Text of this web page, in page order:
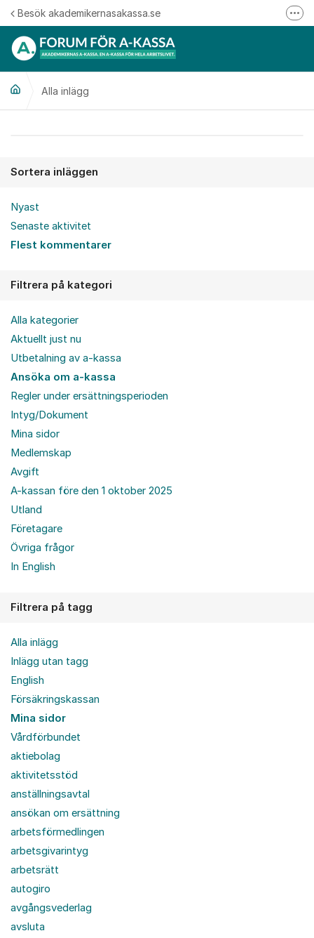
Hoppa till innehåll
Besök akademikernasakassa.se
Alla inlägg
Sortera inläggen
Nyast
Senaste aktivitet
Flest kommentarer
Filtrera på kategori
Alla kategorier
Aktuellt just nu
Utbetalning av a-kassa
Ansöka om a-kassa
Regler under ersättningsperioden
Intyg/Dokument
Mina sidor
Medlemskap
Avgift
A-kassan före den 1 oktober 2025
Utland
Företagare
Övriga frågor
In English
Filtrera på tagg
Alla inlägg
Inlägg utan tagg
English
Försäkringskassan
Mina sidor
Vårdförbundet
aktiebolag
aktivitetsstöd
anställningsavtal
ansökan om ersättning
arbetsförmedlingen
arbetsgivarintyg
arbetsrätt
autogiro
avgångsvederlag
avsluta